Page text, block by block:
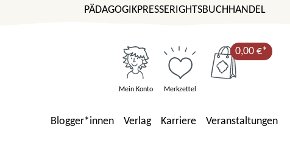
PÄDAGOGIKPRESSERIGHTSBUCHHANDEL
Mein Konto Merkzettel
0,00 €*
Blogger*innen Verlag Karriere Veranstaltungen